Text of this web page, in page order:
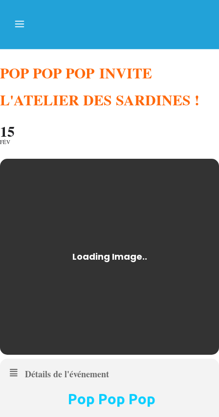
POP POP POP INVITE
L'ATELIER DES SARDINES !
15
FÉV
Détails de l'événement
Pop Pop Pop